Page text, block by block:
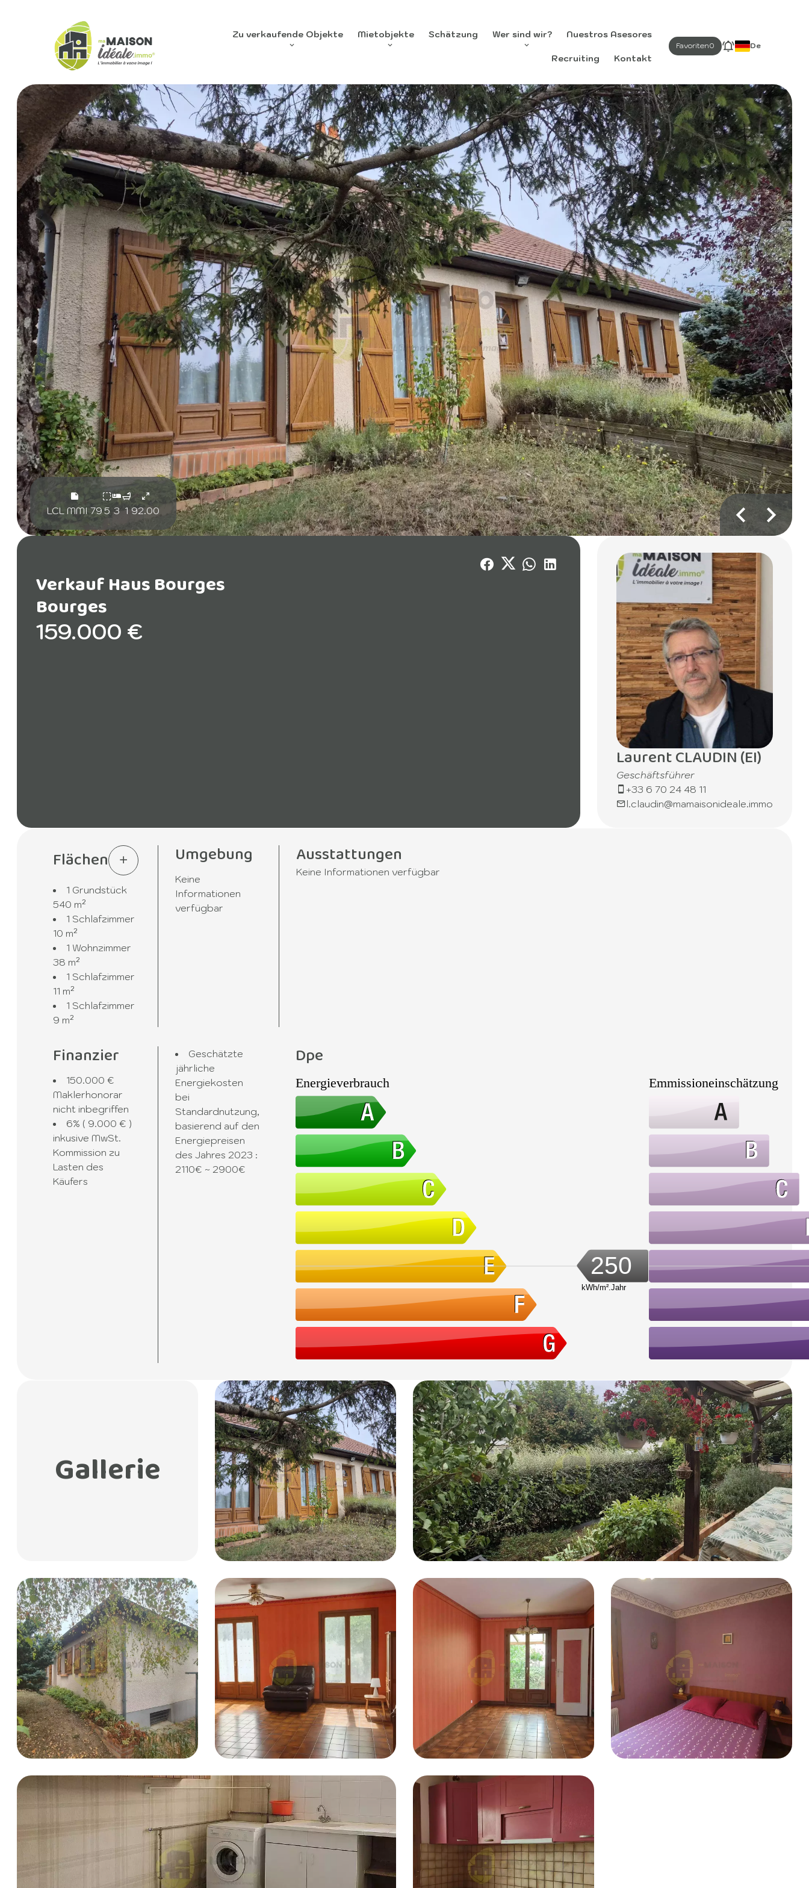
Zu verkaufende Objekte Mietobjekte Schätzung Wer sind wir? Nuestros Asesores
Recruiting Kontakt
Favoriten0 De
LCL MMI 79 5 3 1 92.00
Verkauf Haus Bourges
Bourges
159.000 €
Laurent CLAUDIN (EI)
Geschäftsführer
+33 6 70 24 48 11
l.claudin@mamaisonideale.immo
Flächen
1 Grundstück
540 m²
1 Schlafzimmer
10 m²
1 Wohnzimmer
38 m²
1 Schlafzimmer
11 m²
1 Schlafzimmer
9 m²
Umgebung
Keine
Informationen
verfügbar
Ausstattungen
Keine Informationen verfügbar
Finanzier
150.000 €
Maklerhonorar
nicht inbegriffen
6% ( 9.000 € )
inkusive MwSt.
Kommission zu
Lasten des
Käufers
Geschätzte
jährliche
Energiekosten
bei
Standardnutzung,
basierend auf den
Energiepreisen
des Jahres 2023 :
2110€ ~ 2900€
Dpe
Energieverbrauch
250
kWh/m².Jahr
Emmissioneinschätzung
Gallerie